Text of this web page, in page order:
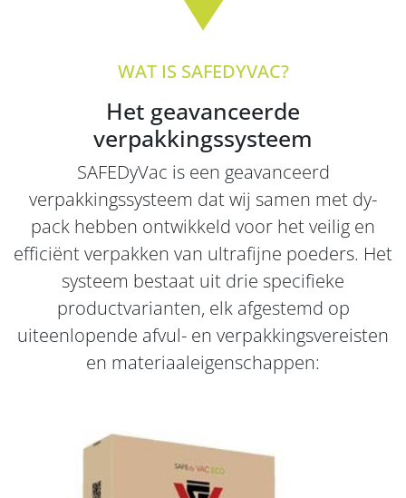
WAT IS SAFEDYVAC?
Het geavanceerde
verpakkingssysteem
SAFEDyVac is een geavanceerd
verpakkingssysteem dat wij samen met dy-
pack hebben ontwikkeld voor het veilig en
efficiënt verpakken van ultrafijne poeders. Het
systeem bestaat uit drie specifieke
productvarianten, elk afgestemd op
uiteenlopende afvul- en verpakkingsvereisten
en materiaaleigenschappen: